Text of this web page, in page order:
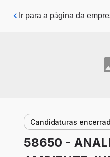
Pular para o conteúdo
Ir para a página da
Candidaturas
58650 -